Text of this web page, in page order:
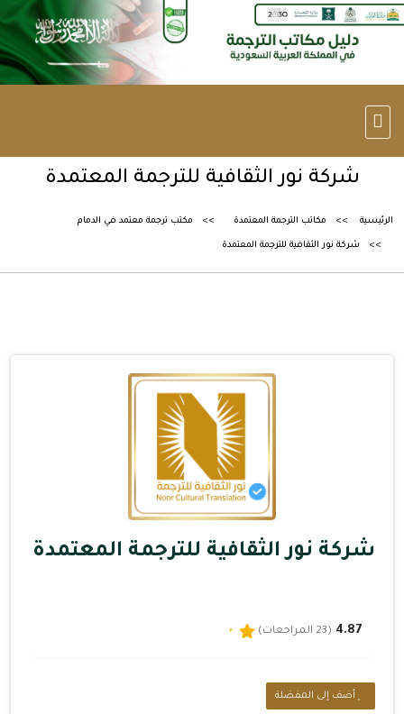
شركة نور الثقافية للترجمة المعتمدة
الرئيسية مكاتب الترجمة المعتمدة مكتب ترجمة معتمد في الدمام
شركة نور الثقافية للترجمة المعتمدة
شركة نور الثقافية للترجمة المعتمدة
4.87 (23 المراجعات)
أضف إلى المفضلة